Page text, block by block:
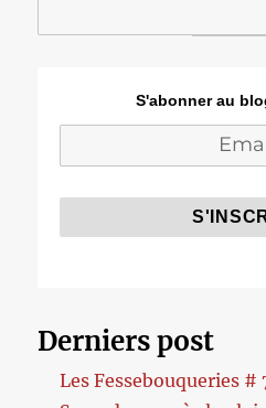
S'abonner au
Derniers post
Les Fessebouqueries #